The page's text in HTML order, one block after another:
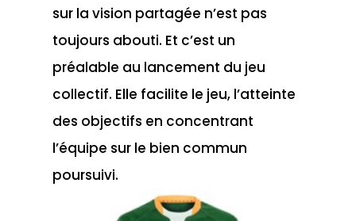
sur la vision partagée n’est pas
toujours abouti. Et c’est un
préalable au lancement du jeu
collectif. Elle facilite le jeu, l’atteinte
des objectifs en concentrant
l’équipe sur le bien commun
poursuivi.